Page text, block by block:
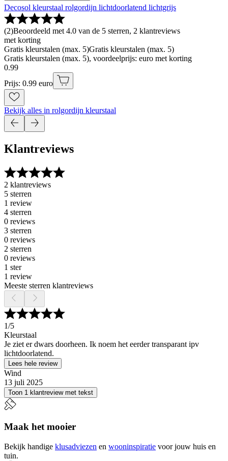
Decosol kleurstaal rolgordijn lichtdoorlatend lichtgrijs
(2)Beoordeeld met 4.0 van de 5 sterren, 2 klantreviews
met korting
Gratis kleurstalen (max. 5)Gratis kleurstalen (max. 5)
Gratis kleurstalen (max. 5), voordeelprijs: euro met korting
0.99
Prijs: 0.99 euro
Bekijk alles in rolgordijn kleurstaal
Klantreviews
2 klantreviews
5 sterren
1 review
4 sterren
0 reviews
3 sterren
0 reviews
2 sterren
0 reviews
1 ster
1 review
Meeste sterren klantreviews
1/5
Kleurstaal
Je ziet er dwars doorheen. Ik noem het eerder transparant ipv
lichtdoorlatend.
Lees hele review
Wind
13 juli 2025
Toon 1 klantreview met tekst
Maak het mooier
Bekijk handige klusadviezen en wooninspiratie voor jouw huis en
tuin.